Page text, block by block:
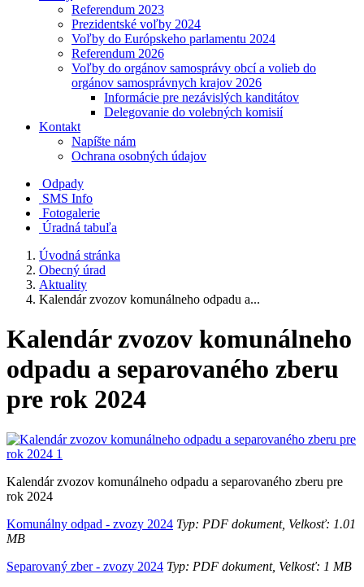
Referendum 2023
Prezidentské voľby 2024
Voľby do Európskeho parlamentu 2024
Referendum 2026
Voľby do orgánov samosprávy obcí a volieb do
orgánov samosprávnych krajov 2026
Informácie pre nezávislých kanditátov
Delegovanie do volebných komisií
Kontakt
Napíšte nám
Ochrana osobných údajov
Odpady
SMS Info
Fotogalerie
Úradná tabuľa
Úvodná stránka
Obecný úrad
Aktuality
Kalendár zvozov komunálneho odpadu a...
Kalendár zvozov komunálneho
odpadu a separovaného zberu
pre rok 2024
Kalendár zvozov komunálneho odpadu a separovaného zberu pre
rok 2024
Komunálny odpad - zvozy 2024 Typ: PDF dokument, Velkosť: 1.01
MB
Separovaný zber - zvozy 2024 Typ: PDF dokument, Velkosť: 1 MB